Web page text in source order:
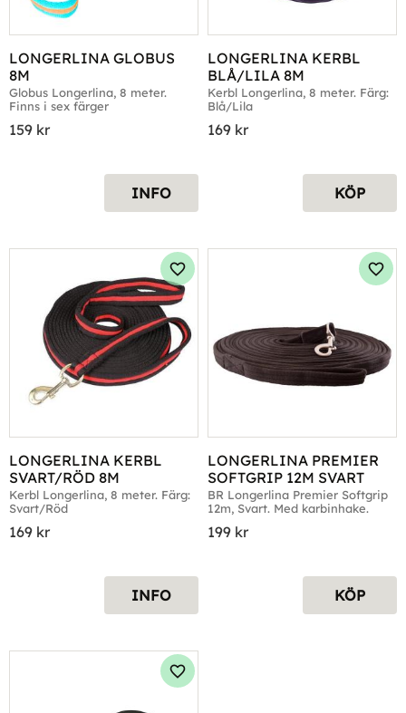
LONGERLINA GLOBUS
8M
Globus Longerlina, 8 meter.
Finns i sex färger
159 kr
INFO
LONGERLINA KERBL
BLÅ/LILA 8M
Kerbl Longerlina, 8 meter. Färg:
Blå/Lila
169 kr
KÖP
LONGERLINA KERBL
SVART/RÖD 8M
Kerbl Longerlina, 8 meter. Färg:
Svart/Röd
169 kr
Lägg till i favoriter
INFO
LONGERLINA PREMIER
SOFTGRIP 12M SVART
​BR Longerlina Premier Softgrip
12m, Svart. Med karbinhake.
199 kr
KÖP
Lägg till i favoriter